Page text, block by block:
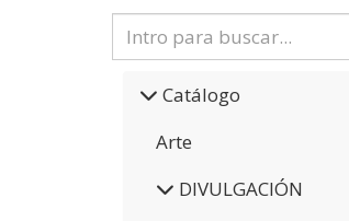
Catálogo
Arte
DIVULGACIÓN